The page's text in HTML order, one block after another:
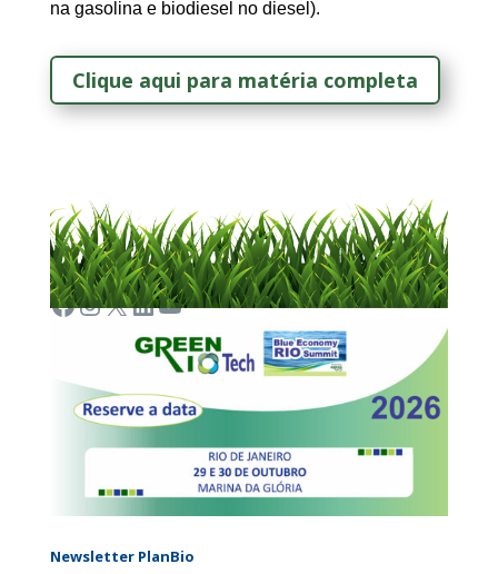
na gasolina e biodiesel no diesel).
Clique aqui para matéria completa
Facebook InstagramX LinkedIn Youtube
Newsletter PlanBio